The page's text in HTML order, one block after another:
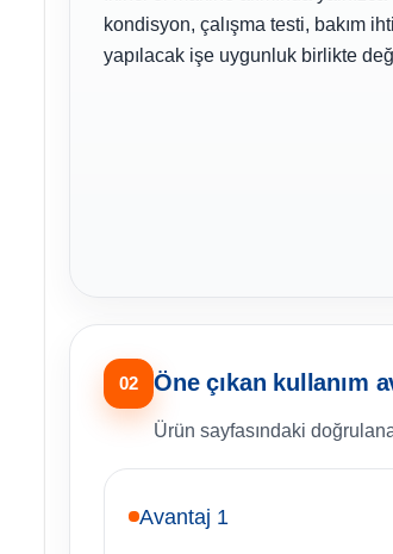
kondisyon, çalışma testi, bakım
yapılacak işe uygunluk birlikte
02 Öne çıkan kullanım
Ürün sayfasındaki
Avantaj 1